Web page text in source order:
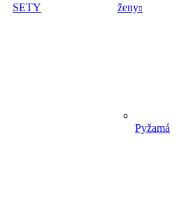
SETY ženy
Pyžamá